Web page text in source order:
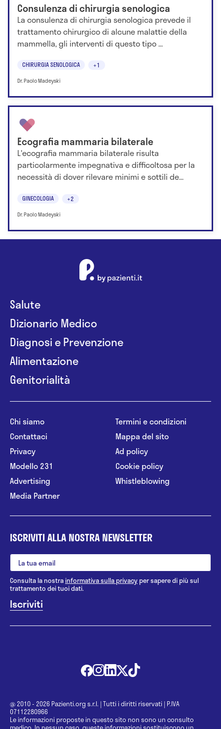
Consulenza di chirurgia senologica
La consulenza di chirurgia senologica prevede il
trattamento chirurgico di alcune malattie della
mammella, gli interventi di questo tipo ...
CHIRURGIA SENOLOGICA +1
Dr. Paolo Madeyski
Ecografia mammaria bilaterale
L'ecografia mammaria bilaterale risulta
particolarmente impegnativa e difficoltosa per la
necessità di dover rilevare minimi e sottili de...
GINECOLOGIA +2
Dr. Paolo Madeyski
Salute
Dizionario Medico
Diagnosi e Prevenzione
Alimentazione
Genitorialità
Chi siamo
Contattaci
Privacy
Modello 231
Advertising
Media Partner
Termini e condizioni
Mappa del sito
Ad policy
Cookie policy
Whistleblowing
ISCRIVITI ALLA NOSTRA NEWSLETTER
Consulta la nostrainformativa sulla privacy per sapere di più sul
trattamento dei tuoi dati.
@ 2010 - 2026 Pazienti.org s.r.l. | Tutti i diritti riservati | P.IVA
07112280966
Le informazioni proposte in questo sito non sono un consulto